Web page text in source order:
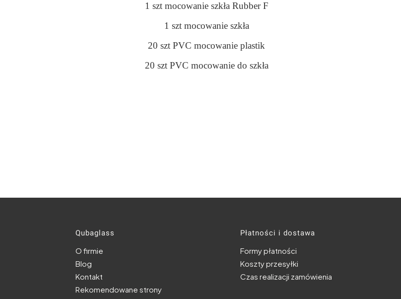
1 szt mocowanie szkła Rubber F
1 szt mocowanie szkła
20 szt PVC mocowanie plastik
20 szt PVC mocowanie do szkła
Linki w stopce
Qubaglass
O firmie
Blog
Kontakt
Rekomendowane strony
Płatności i dostawa
Formy płatności
Koszty przesyłki
Czas realizacji zamówienia